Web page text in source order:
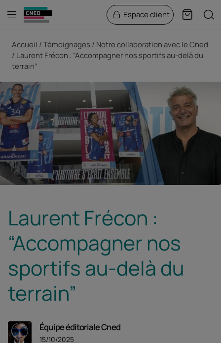
Menu Espace client Panier
Accueil Témoignages
Notre collaboration avec le Cned
Laurent Frécon : “Accompagner nos sportifs au-delà du
terrain”
Laurent Frécon :
“Accompagner nos
sportifs au-delà du
terrain”
Équipe éditoriale Cned
15/10/2025